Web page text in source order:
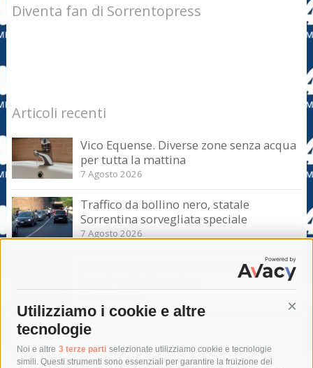
Utilizziamo i cookie e altre
tecnologie
Noi e altre 3 terze parti selezionate utilizziamo cookie e tecnologie
simili. Questi strumenti sono essenziali per garantire la fruizione dei
Diventa fan di Sorrentopress
Articoli recenti
Vico Equense. Diverse zone senza acqua
per tutta la mattina
7 Agosto 2026
Traffico da bollino nero, statale
Sorrentina sorvegliata speciale
7 Agosto 2026
Sorrento-Massa Lubrense. Torna a casa
Tag